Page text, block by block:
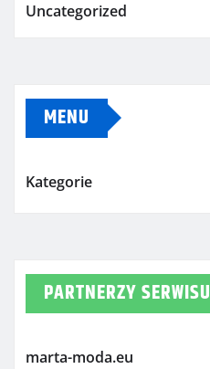
Uncategorized
MENU
Kategorie
PARTNERZY SERWISU
marta-moda.eu